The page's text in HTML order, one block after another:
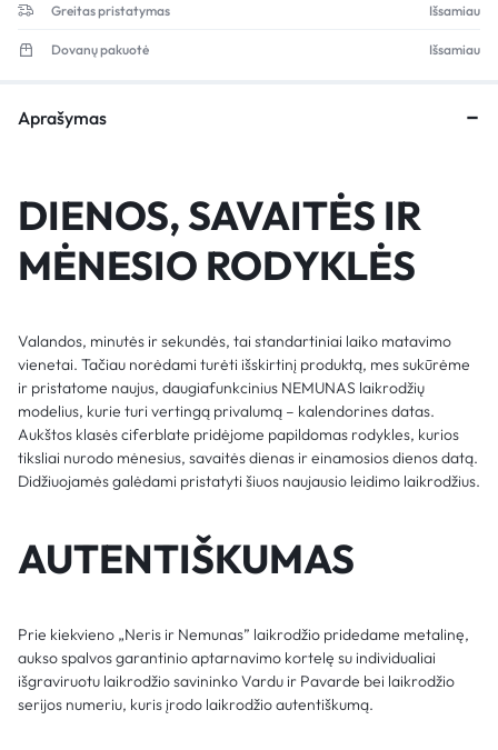
Greitas pristatymas Išsamiau
Dovanų pakuotė Išsamiau
Aprašymas
DIENOS, SAVAITĖS IR
MĖNESIO RODYKLĖS
Valandos, minutės ir sekundės, tai standartiniai laiko matavimo
vienetai. Tačiau norėdami turėti išskirtinį produktą, mes sukūrėme
ir pristatome naujus, daugiafunkcinius NEMUNAS laikrodžių
modelius, kurie turi vertingą privalumą – kalendorines datas.
Aukštos klasės ciferblate pridėjome papildomas rodykles, kurios
tiksliai nurodo mėnesius, savaitės dienas ir einamosios dienos datą.
Didžiuojamės galėdami pristatyti šiuos naujausio leidimo laikrodžius.
AUTENTIŠKUMAS
Prie kiekvieno „Neris ir Nemunas” laikrodžio pridedame metalinę,
aukso spalvos garantinio aptarnavimo kortelę su individualiai
išgraviruotu laikrodžio savininko Vardu ir Pavarde bei laikrodžio
serijos numeriu, kuris įrodo laikrodžio autentiškumą.